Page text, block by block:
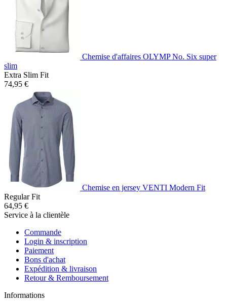
Chemise d'affaires OLYMP No. Six super
slim
Extra Slim Fit
74,95 €
Chemise en jersey VENTI Modern Fit
Regular Fit
64,95 €
Service à la clientèle
Commande
Login & inscription
Paiement
Bons d'achat
Expédition & livraison
Retour & Remboursement
Informations